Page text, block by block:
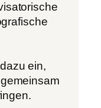
ein,